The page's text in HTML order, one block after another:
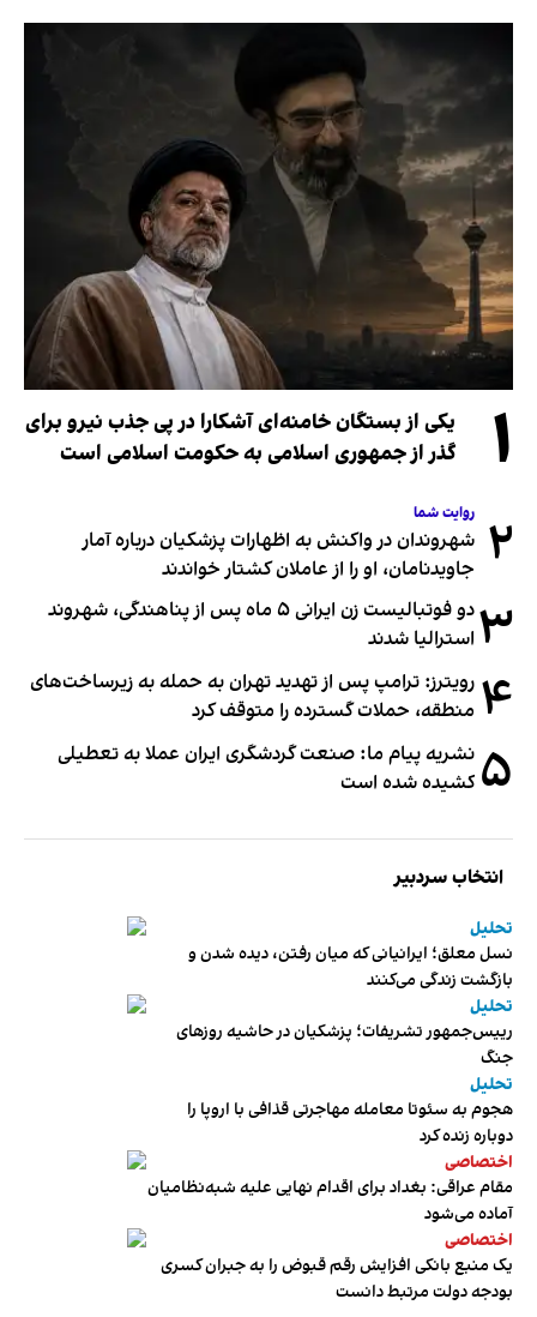
۱
یکی از بستگان خامنه‌ای آشکارا در پی جذب نیرو برای
گذر از جمهوری اسلامی به حکومت اسلامی است
۲ روایت شما
شهروندان در واکنش به اظهارات پزشکیان درباره آمار
جاویدنامان، او را از عاملان کشتار خواندند
۳
دو فوتبالیست زن ایرانی ۵ ماه پس از پناهندگی، شهروند
استرالیا شدند
۴ رویترز: ترامپ پس از تهدید تهران به حمله به زیرساخت‌های
منطقه، حملات گسترده را متوقف کرد
۵ نشریه پیام ما: صنعت گردشگری ایران عملا به تعطیلی
کشیده شده است
انتخاب سردبیر
تحلیل
نسل معلق؛ ایرانیانی که میان رفتن، دیده شدن و
بازگشت زندگی می‌کنند
تحلیل
رییس‌جمهور تشریفات؛ پزشکیان در حاشیه روزهای
جنگ
تحلیل
هجوم به سئوتا معامله مهاجرتی قذافی با اروپا را
دوباره زنده کرد
اختصاصی
مقام عراقی: بغداد برای اقدام نهایی علیه شبه‌نظامیان
آماده می‌شود
اختصاصی
یک منبع بانکی افزایش رقم قبوض را به جبران کسری
بودجه دولت مرتبط دانست